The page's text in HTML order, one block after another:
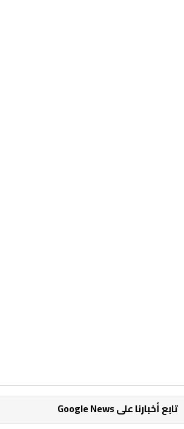
Google News تابع أخبارنا على